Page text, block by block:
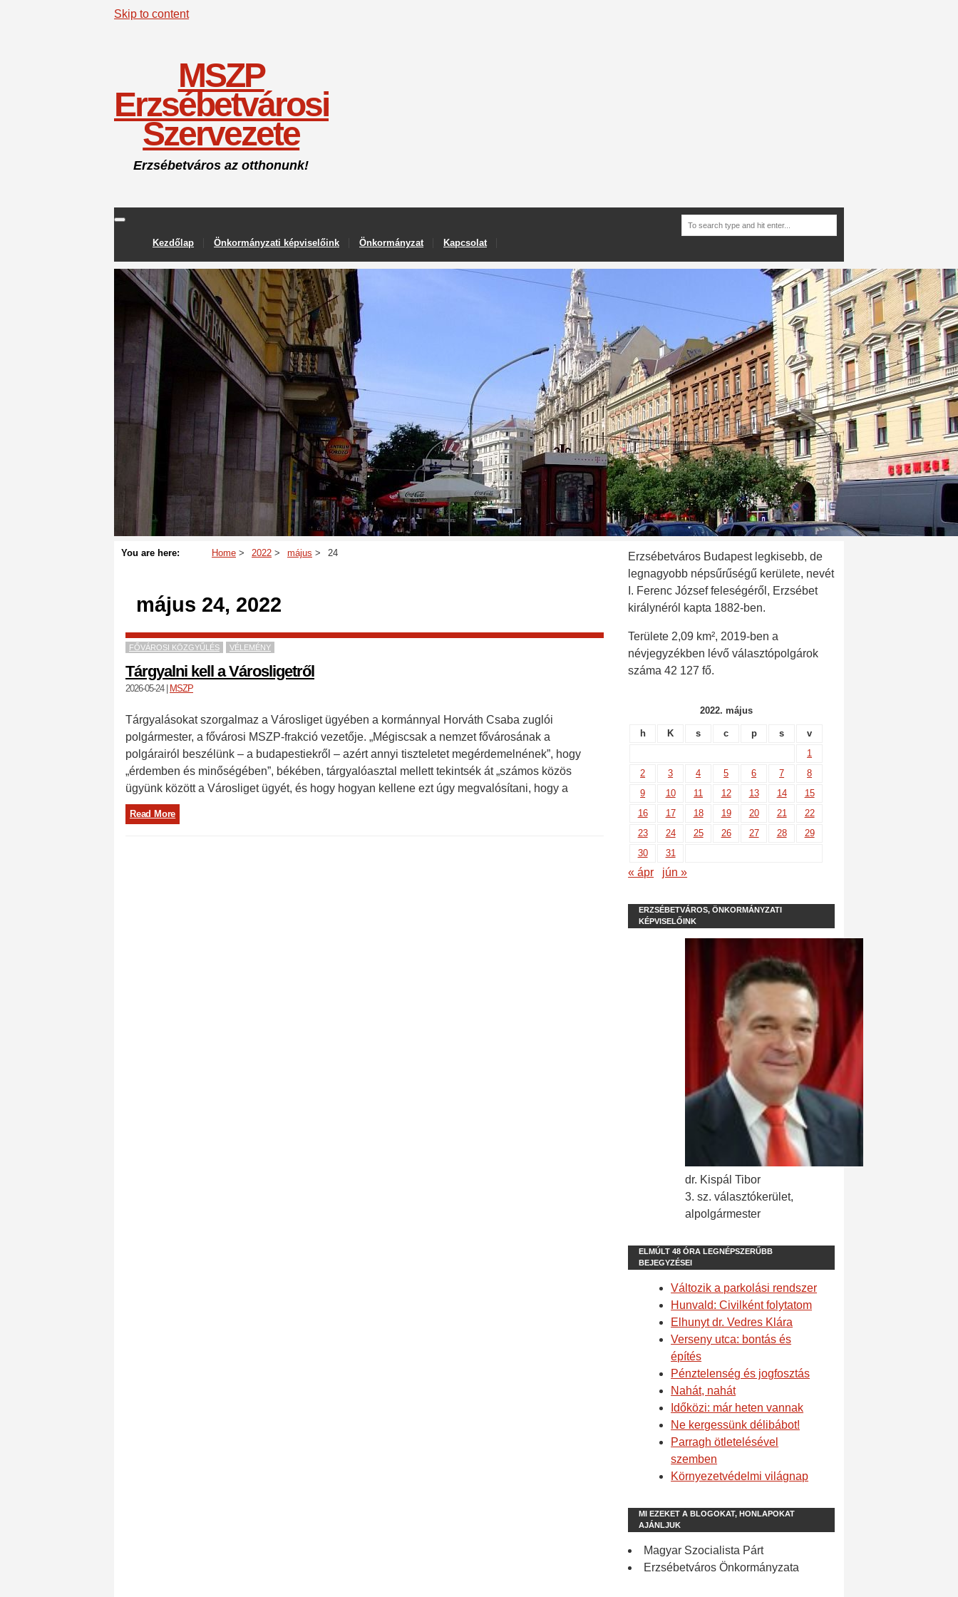
Skip to content
MSZP
Erzsébetvárosi
Szervezete
Erzsébetváros az otthonunk!
Kezdőlap Önkormányzati képviselőink Önkormányzat Kapcsolat
You are here: Home 2022 május 24
május 24, 2022
FŐVÁROSI KÖZGYŰLÉS VÉLEMÉNY
Tárgyalni kell a Városligetről
2026-05-24| MSZP
Tárgyalásokat szorgalmaz a Városliget ügyében a kormánnyal Horváth Csaba zuglói
polgármester, a fővárosi MSZP-frakció vezetője. „Mégiscsak a nemzet fővárosának a
polgárairól beszélünk – a budapestiekről – azért annyi tiszteletet megérdemelnének”, hogy
„érdemben és minőségében”, békében, tárgyalóasztal mellett tekintsék át „számos közös
ügyünk között a Városliget ügyét, és hogy hogyan kellene ezt úgy megvalósítani, hogy a
Read More
Erzsébetváros Budapest legkisebb, de
legnagyobb népsűrűségű kerülete, nevét
I. Ferenc József feleségéről, Erzsébet
királynéról kapta 1882-ben.
Területe 2,09 km², 2019-ben a
névjegyzékben lévő választópolgárok
száma 42 127 fő.
2022. május
h K s c p s
v
1
2
3 4 5 6 7
8
9
10 11 12 13 14
15
16
17 18 19 20 21
22
23
24 25 26 27 28
29
30
31
« ápr jún »
ERZSÉBETVÁROS, ÖNKORMÁNYZATI
KÉPVISELŐINK
dr. Kispál Tibor
3. sz. választókerület,
alpolgármester
ELMÚLT 48 ÓRA LEGNÉPSZERŰBB
BEJEGYZÉSEI
Változik a parkolási rendszer
Hunvald: Civilként folytatom
Elhunyt dr. Vedres Klára
Verseny utca: bontás és
építés
Pénztelenség és jogfosztás
Nahát, nahát
Időközi: már heten vannak
Ne kergessünk délibábot!
Parragh ötletelésével
szemben
Környezetvédelmi világnap
MI EZEKET A BLOGOKAT, HONLAPOKAT
AJÁNLJUK
Magyar Szocialista Párt
Erzsébetváros Önkormányzata